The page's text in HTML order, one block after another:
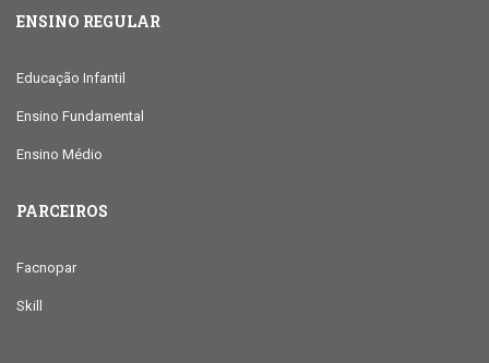
ENSINO REGULAR
Educação Infantil
Ensino Fundamental
Ensino Médio
PARCEIROS
Facnopar
Skill